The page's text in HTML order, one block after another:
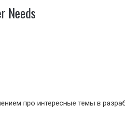
Needs
про интересные темы в